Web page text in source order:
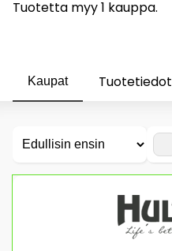
Tuotetta myy 1 kauppa.
Kaupat Tuotetiedot